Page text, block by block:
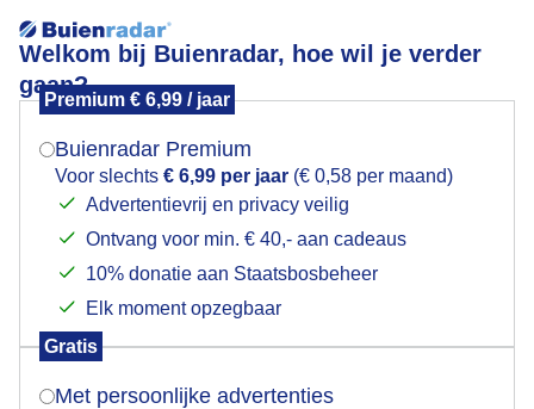
Welkom bij Buienradar, hoe wil je verder
gaan?
Premium € 6,99 / jaar
Buienradar Premium
Voor slechts € 6,99 per jaar (€ 0,58 per maand)
Advertentievrij en privacy veilig
Ontvang voor min. € 40,- aan cadeaus
10% donatie aan Staatsbosbeheer
Elk moment opzegbaar
Gratis
Met persoonlijke advertenties
18.25u. Weer regen op komst.
Mogen we je locatie gebruiken voor het
Indien je hier nog geen akkoord op hebt gegeven,
verschijnt er zo een pop-up uit je browser waarin
Is goed, toon de popup